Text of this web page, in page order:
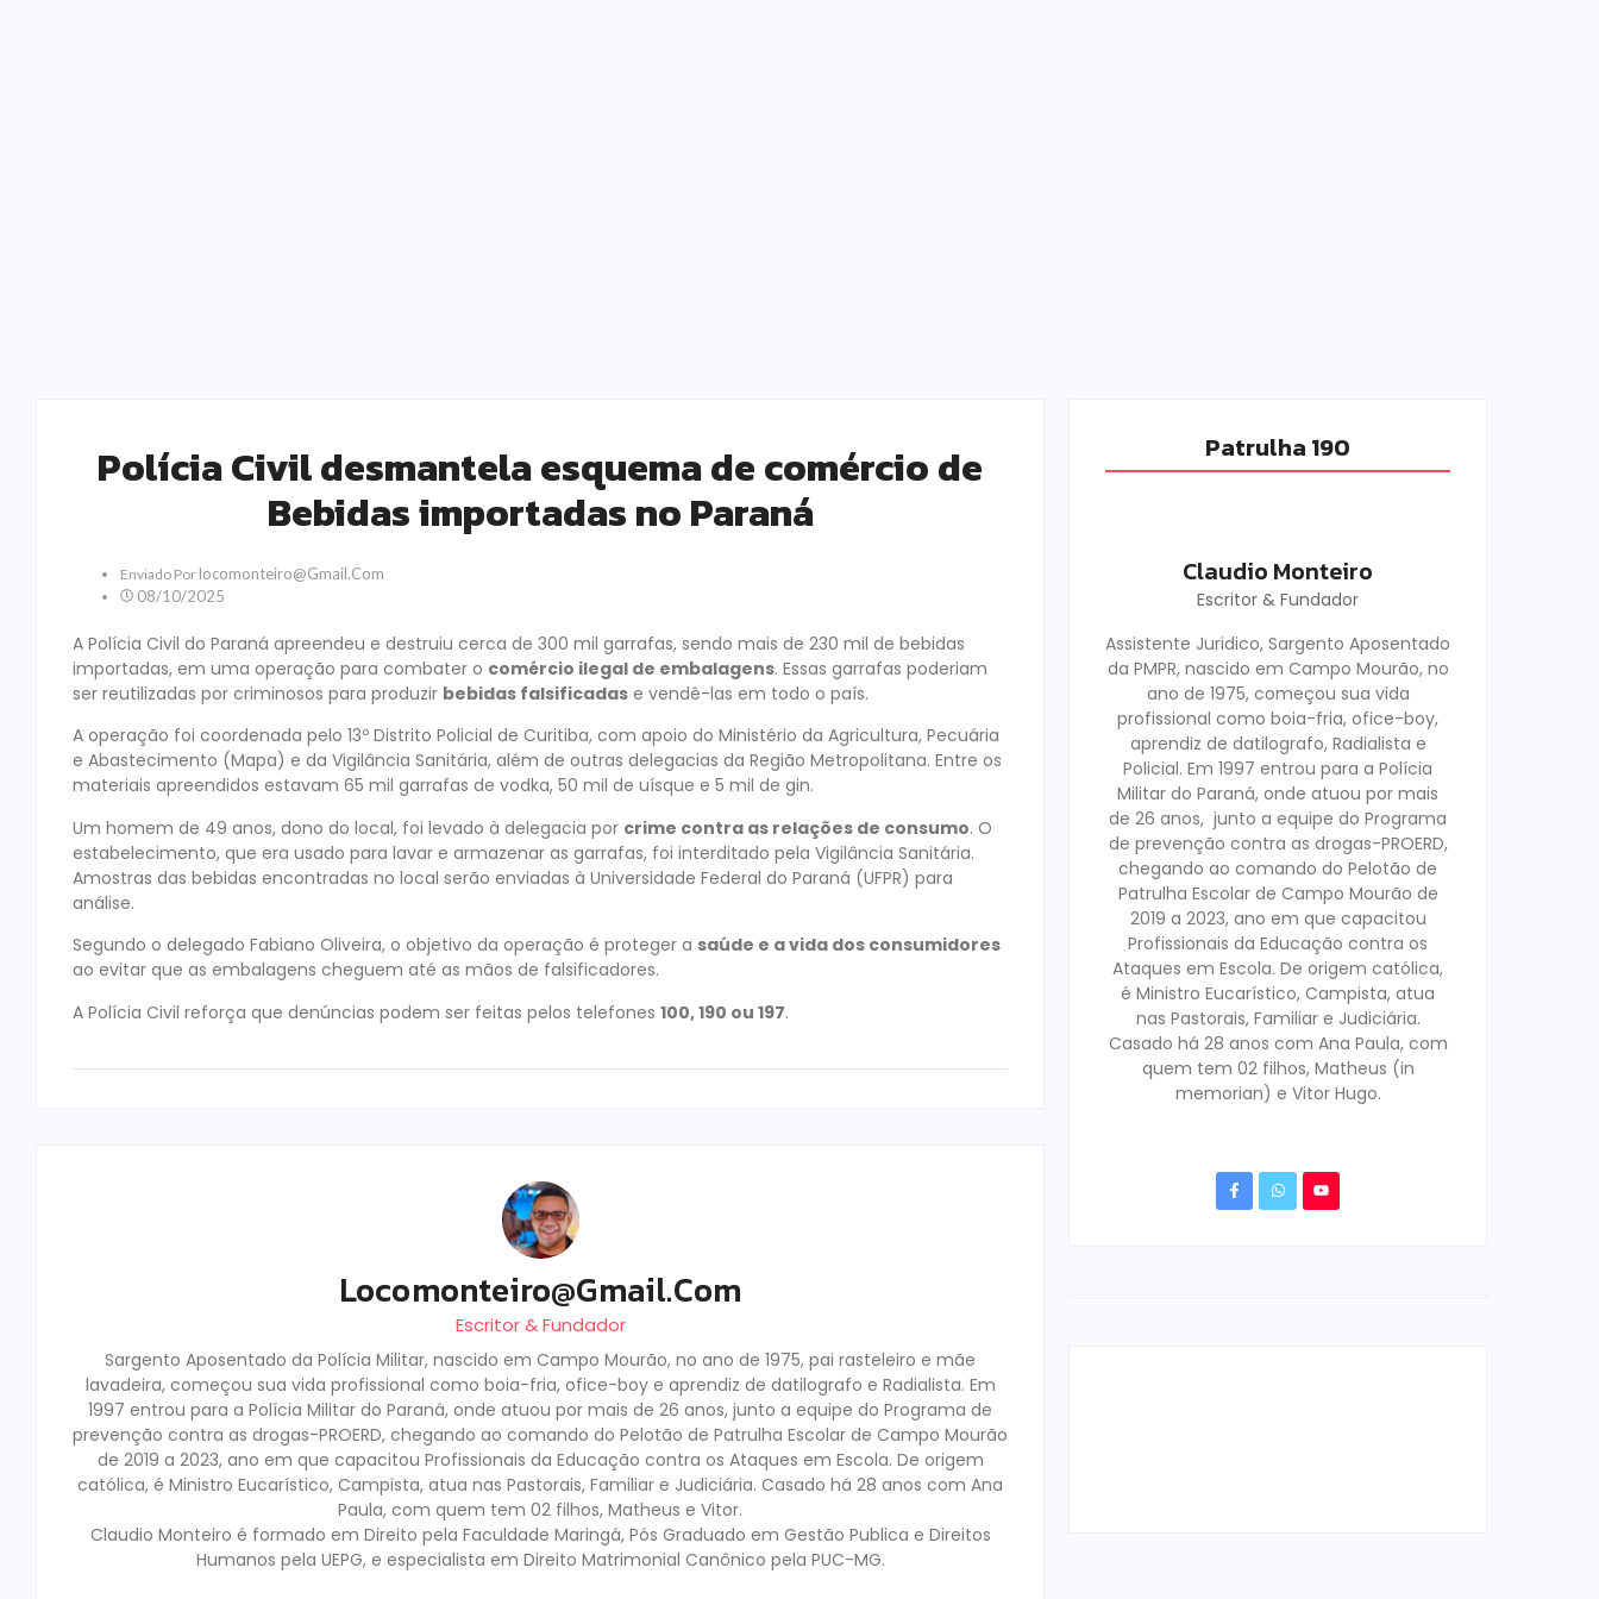
Polícia Civil desmantela esquema de comércio de
Bebidas importadas no Paraná
Enviado Por Locomonteiro@gmail.com
08/10/2025
A Polícia Civil do Paraná apreendeu e destruiu cerca de 300 mil garrafas, sendo mais de 230 mil de bebidas
importadas, em uma operação para combater o comércio ilegal de embalagens. Essas garrafas poderiam
ser reutilizadas por criminosos para produzir bebidas falsificadas e vendê-las em todo o país.
A operação foi coordenada pelo 13º Distrito Policial de Curitiba, com apoio do Ministério da Agricultura, Pecuária
e Abastecimento (Mapa) e da Vigilância Sanitária, além de outras delegacias da Região Metropolitana. Entre os
materiais apreendidos estavam 65 mil garrafas de vodka, 50 mil de uísque e 5 mil de gin.
Um homem de 49 anos, dono do local, foi levado à delegacia por crime contra as relações de consumo. O
estabelecimento, que era usado para lavar e armazenar as garrafas, foi interditado pela Vigilância Sanitária.
Amostras das bebidas encontradas no local serão enviadas à Universidade Federal do Paraná (UFPR) para
análise.
Segundo o delegado Fabiano Oliveira, o objetivo da operação é proteger a saúde e a vida dos consumidores
ao evitar que as embalagens cheguem até as mãos de falsificadores.
A Polícia Civil reforça que denúncias podem ser feitas pelos telefones 100, 190 ou 197.
Locomonteiro@gmail.com
Escritor & Fundador
Sargento Aposentado da Polícia Militar, nascido em Campo Mourão, no ano de 1975, pai rasteleiro e mãe
lavadeira, começou sua vida profissional como boia-fria, ofice-boy e aprendiz de datilografo e Radialista. Em
1997 entrou para a Polícia Militar do Paraná, onde atuou por mais de 26 anos, junto a equipe do Programa de
prevenção contra as drogas-PROERD, chegando ao comando do Pelotão de Patrulha Escolar de Campo Mourão
de 2019 a 2023, ano em que capacitou Profissionais da Educação contra os Ataques em Escola. De origem
católica, é Ministro Eucarístico, Campista, atua nas Pastorais, Familiar e Judiciária. Casado há 28 anos com Ana
Paula, com quem tem 02 filhos, Matheus e Vitor.
Claudio Monteiro é formado em Direito pela Faculdade Maringá, Pós Graduado em Gestão Publica e Direitos
Humanos pela UEPG, e especialista em Direito Matrimonial Canônico pela PUC-MG.
Patrulha 190
Claudio Monteiro
Escritor & Fundador
Assistente Juridico, Sargento Aposentado
da PMPR, nascido em Campo Mourão, no
ano de 1975, começou sua vida
profissional como boia-fria, ofice-boy,
aprendiz de datilografo, Radialista e
Policial. Em 1997 entrou para a Polícia
Militar do Paraná, onde atuou por mais
de 26 anos, junto a equipe do Programa
de prevenção contra as drogas-PROERD,
chegando ao comando do Pelotão de
Patrulha Escolar de Campo Mourão de
2019 a 2023, ano em que capacitou
Profissionais da Educação contra os
Ataques em Escola. De origem católica,
é Ministro Eucarístico, Campista, atua
nas Pastorais, Familiar e Judiciária.
Casado há 28 anos com Ana Paula, com
quem tem 02 filhos, Matheus (in
memorian) e Vitor Hugo.